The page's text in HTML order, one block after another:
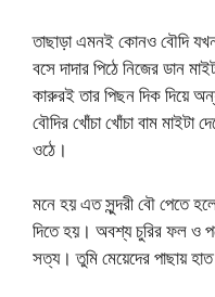
তাছাড়া এমনই কোনও বৌদি
বসে দাদার পিঠে নিজের ডান
কারুরই তার পিছন দিক দিয়ে
বৌদির খোঁচা খোঁচা বাম মাইটা
ওঠে।
মনে হয় এত সুন্দরী বৌ পেতে
দিতে হয়। অবশ্য চুরির ফল ও
সত্য। তুমি মেয়েদের পাছায়